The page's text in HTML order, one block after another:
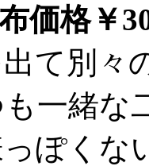
価格￥
て別々
も一緒な
ぽくな